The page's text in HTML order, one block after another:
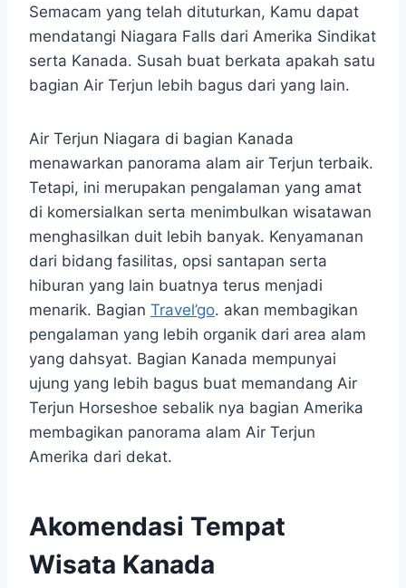
Semacam yang telah dituturkan, Kamu dapat
mendatangi Niagara Falls dari Amerika Sindikat
serta Kanada. Susah buat berkata apakah satu
bagian Air Terjun lebih bagus dari yang lain.
Air Terjun Niagara di bagian Kanada
menawarkan panorama alam air Terjun terbaik.
Tetapi, ini merupakan pengalaman yang amat
di komersialkan serta menimbulkan wisatawan
menghasilkan duit lebih banyak. Kenyamanan
dari bidang fasilitas, opsi santapan serta
hiburan yang lain buatnya terus menjadi
menarik. Bagian Travel’go. akan membagikan
pengalaman yang lebih organik dari area alam
yang dahsyat. Bagian Kanada mempunyai
ujung yang lebih bagus buat memandang Air
Terjun Horseshoe sebalik nya bagian Amerika
membagikan panorama alam Air Terjun
Amerika dari dekat.
Akomendasi Tempat
Wisata Kanada